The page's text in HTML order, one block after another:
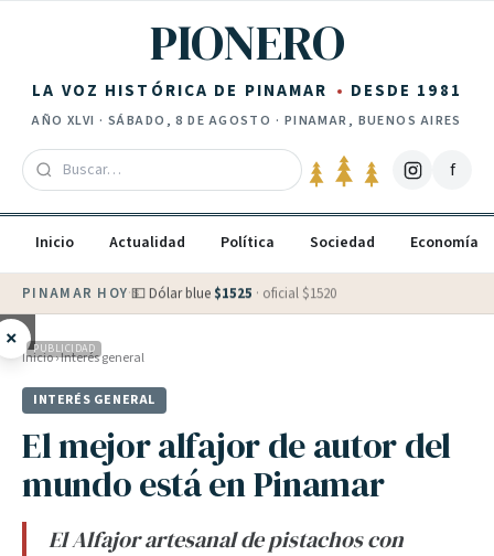
PIONERO
LA VOZ HISTÓRICA DE PINAMAR DESDE 1981
AÑO XLVI · SÁBADO, 8 DE AGOSTO · PINAMAR, BUENOS AIRES
f
Inicio Actualidad Política Sociedad Economía
PINAMAR HOY·💵 Dólar blue $1525 · oficial $1520
× PUBLICIDAD
Inicio›Interés general
INTERÉS GENERAL
El mejor alfajor de autor del
mundo está en Pinamar
El Alfajor artesanal de pistachos con